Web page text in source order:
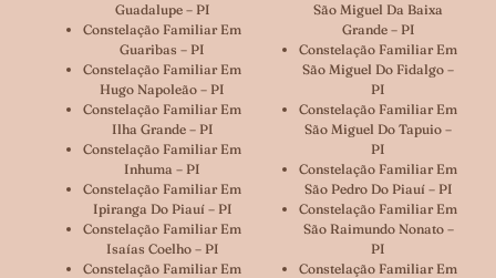
Guadalupe – PI
Constelação Familiar Em
Guaribas – PI
Constelação Familiar Em
Hugo Napoleão – PI
Constelação Familiar Em
Ilha Grande – PI
Constelação Familiar Em
Inhuma – PI
Constelação Familiar Em
Ipiranga Do Piauí – PI
Constelação Familiar Em
Isaías Coelho – PI
Constelação Familiar Em
São Miguel Da Baixa
Grande – PI
Constelação Familiar Em
São Miguel Do Fidalgo –
PI
Constelação Familiar Em
São Miguel Do Tapuio –
PI
Constelação Familiar Em
São Pedro Do Piauí – PI
Constelação Familiar Em
São Raimundo Nonato –
PI
Constelação Familiar Em